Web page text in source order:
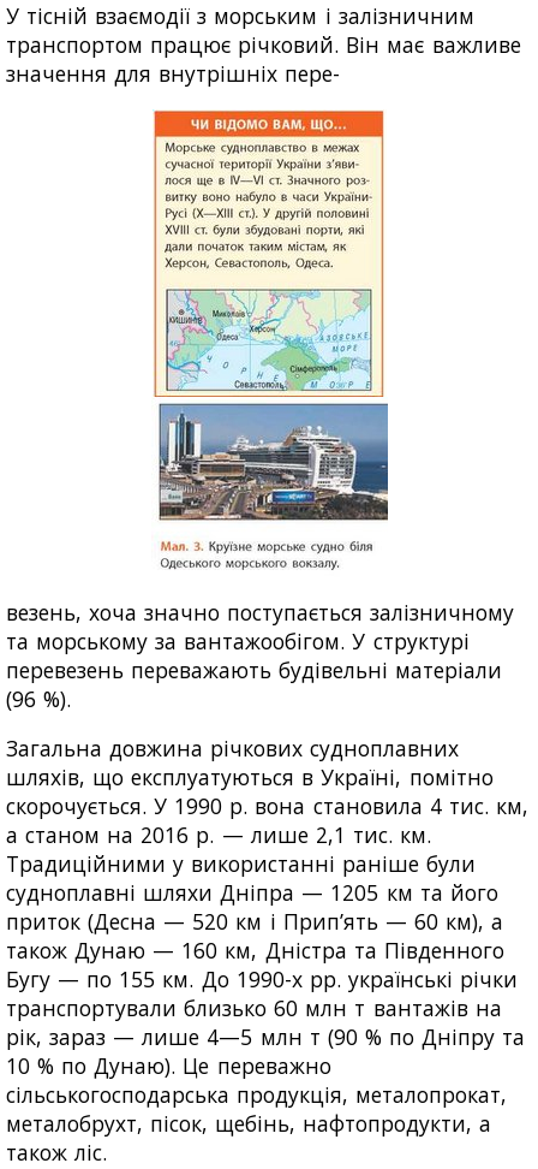
У тісній взаємодії з морським і залізничним
транспортом працює річковий. Він має важливе
значення для внутрішніх пере-
везень, хоча значно поступається залізничному
та морському за вантажообігом. У структурі
перевезень переважають будівельні матеріали
(96 %).
Загальна довжина річкових судноплавних
шляхів, що експлуатуються в Україні, помітно
скорочується. У 1990 р. вона становила 4 тис. км,
а станом на 2016 р. — лише 2,1 тис. км.
Традиційними у використанні раніше були
судноплавні шляхи Дніпра — 1205 км та його
приток (Десна — 520 км і Прип’ять — 60 км), а
також Дунаю — 160 км, Дністра та Південного
Бугу — по 155 км. До 1990-х рр. українські річки
транспортували близько 60 млн т вантажів на
рік, зараз — лише 4—5 млн т (90 % по Дніпру та
10 % по Дунаю). Це переважно
сільськогосподарська продукція, металопрокат,
металобрухт, пісок, щебінь, нафтопродукти, а
також ліс.